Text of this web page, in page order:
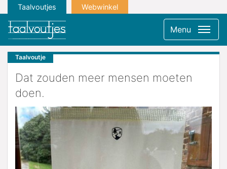
Taalvoutjes Webwinkel
Menu
Taalvoutje
Dat zouden meer mensen moeten
doen.